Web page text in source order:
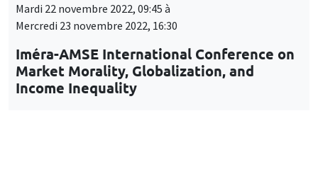
Mardi 22 novembre 2022, 09:45 à
Mercredi 23 novembre 2022, 16:30
Iméra-AMSE International Conference on
Market Morality, Globalization, and
Income Inequality